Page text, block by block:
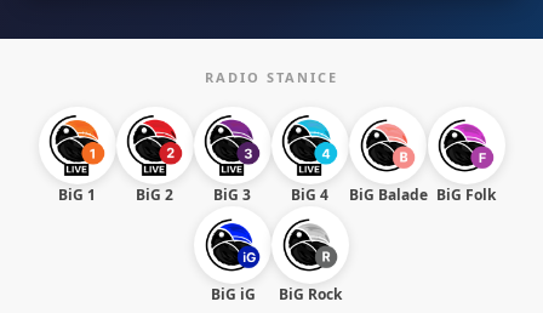
RADIO STANICE
BiG 1 BiG 2 BiG 3 BiG 4 BiG Balade BiG Folk
BiG iG BiG Rock